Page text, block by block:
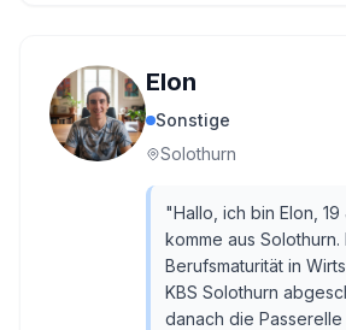
Elon
Sonstige
Solothurn
"Hallo, ich bin Elon,
komme aus
Berufsmaturität in
KBS Solothurn
danach die Passerelle